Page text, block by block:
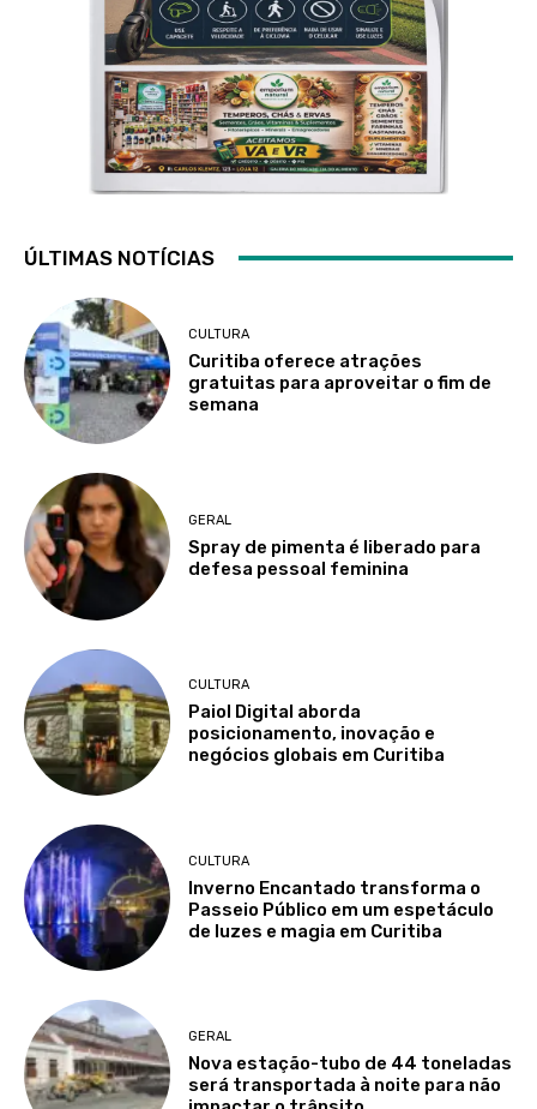
ÚLTIMAS NOTÍCIAS
CULTURA
Curitiba oferece atrações
gratuitas para aproveitar o fim de
semana
GERAL
Spray de pimenta é liberado para
defesa pessoal feminina
CULTURA
Paiol Digital aborda
posicionamento, inovação e
negócios globais em Curitiba
CULTURA
Inverno Encantado transforma o
Passeio Público em um espetáculo
de luzes e magia em Curitiba
GERAL
Nova estação-tubo de 44 toneladas
será transportada à noite para não